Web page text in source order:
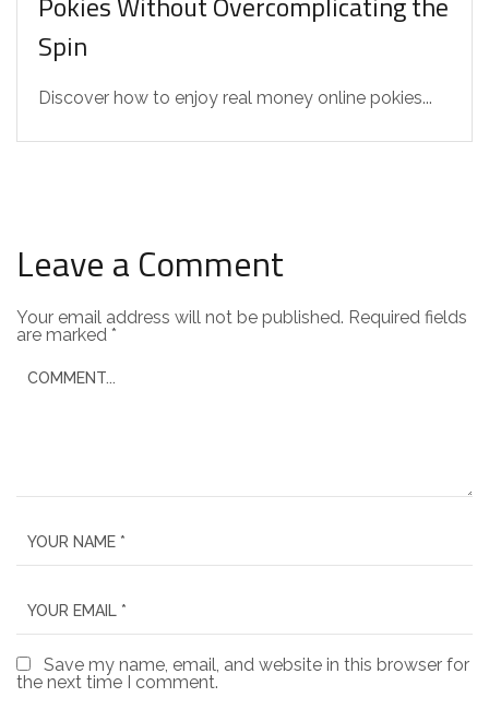
Spin
Discover how to enjoy real money online pokies...
Leave a Comment
Your email address will not be published. Required fields
are marked *
Save my name, email, and website in this browser for
the next time I comment.